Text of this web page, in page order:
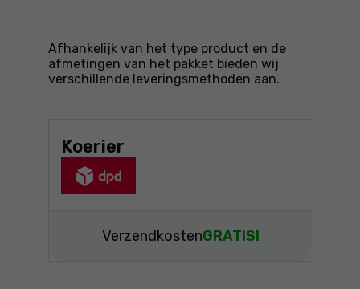
Afhankelijk van het type product en de
afmetingen van het pakket bieden wij
verschillende leveringsmethoden aan.
Koerier
VerzendkostenGRATIS!